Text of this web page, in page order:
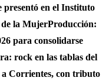
en el Instituto
de la MujerProducción:
para consolidarse
rock en las tablas del
Corrientes, con tributo